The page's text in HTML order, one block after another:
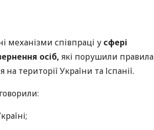
механізми співпраці у сфері
осіб, які порушили правила
території України та Іспанії.